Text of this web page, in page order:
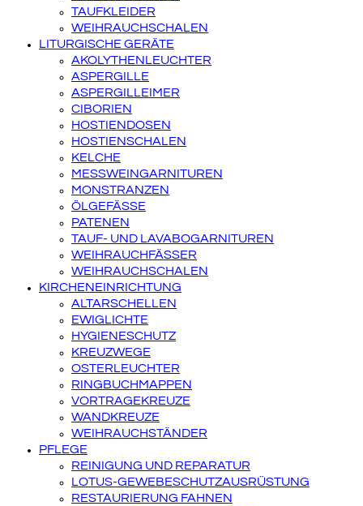
TAUFKLEIDER
WEIHRAUCHSCHALEN
LITURGISCHE GERÄTE
AKOLYTHENLEUCHTER
ASPERGILLE
ASPERGILLEIMER
CIBORIEN
HOSTIENDOSEN
HOSTIENSCHALEN
KELCHE
MESSWEINGARNITUREN
MONSTRANZEN
ÖLGEFÄSSE
PATENEN
TAUF- UND LAVABOGARNITUREN
WEIHRAUCHFÄSSER
WEIHRAUCHSCHALEN
KIRCHENEINRICHTUNG
ALTARSCHELLEN
EWIGLICHTE
HYGIENESCHUTZ
KREUZWEGE
OSTERLEUCHTER
RINGBUCHMAPPEN
VORTRAGEKREUZE
WANDKREUZE
WEIHRAUCHSTÄNDER
PFLEGE
REINIGUNG UND REPARATUR
LOTUS-GEWEBESCHUTZAUSRÜSTUNG
RESTAURIERUNG FAHNEN